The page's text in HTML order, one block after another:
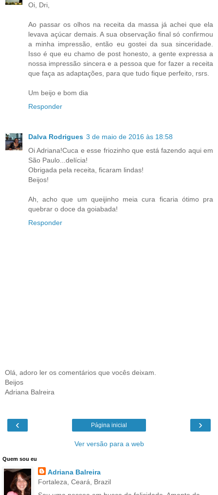
Oi, Dri,
Ao passar os olhos na receita da massa já achei que ela
levava açúcar demais. A sua observação final só confirmou
a minha impressão, então eu gostei da sua sinceridade.
Isso é que eu chamo de post honesto, a gente expressa a
nossa impressão sincera e a pessoa que for fazer a receita
que faça as adaptações, para que tudo fique perfeito, rsrs.
Um beijo e bom dia
Responder
Dalva Rodrigues 3 de maio de 2016 às 18:58
Oi Adriana!Cuca e esse friozinho que está fazendo aqui em
São Paulo...delícia!
Obrigada pela receita, ficaram lindas!
Beijos!
Ah, acho que um queijinho meia cura ficaria ótimo pra
quebrar o doce da goiabada!
Responder
Olá, adoro ler os comentários que vocês deixam.
Beijos
Adriana Balreira
‹ ›
Página inicial
Ver versão para a web
Quem sou eu
Adriana Balreira
Fortaleza, Ceará, Brazil